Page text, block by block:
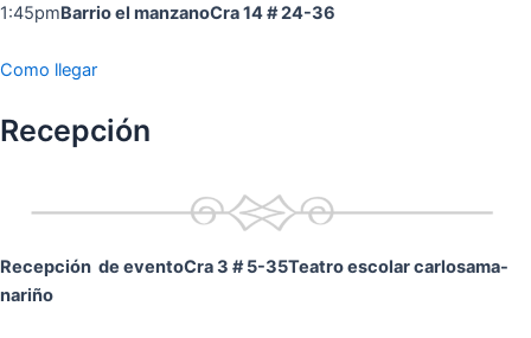
1:45pmBarrio el manzanoCra 14 # 24-36
Como llegar
Recepción
Recepción de eventoCra 3 # 5-35Teatro escolar carlosama-
nariño